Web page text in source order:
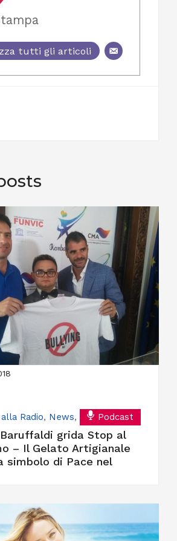
tutti gli articoli
Radio, News, Podcast
grida Stop al
– Il Gelato Artigianale
simbolo di Pace nel